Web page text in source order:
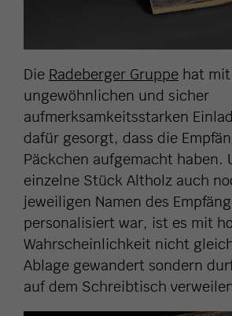
Die Radeberger Gruppe hat
ungewöhnlichen und sicher
aufmerksamkeitsstarken
dafür gesorgt, dass die
Päckchen aufgemacht haben.
einzelne Stück Altholz auch
jeweiligen Namen des
personalisiert war, ist es mit
Wahrscheinlichkeit nicht
Ablage gewandert sondern
auf dem Schreibtisch